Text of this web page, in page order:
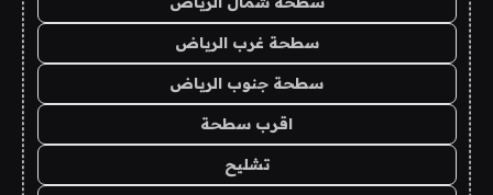
سطحة غرب الرياض
سطحة جنوب الرياض
اقرب سطحة
تشليح